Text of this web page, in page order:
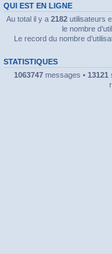
QUI EST EN LIGNE
Au total il y a 2182utilisateurs
le nombre
Le record du nombre
STATISTIQUES
1063747 messages • 13121